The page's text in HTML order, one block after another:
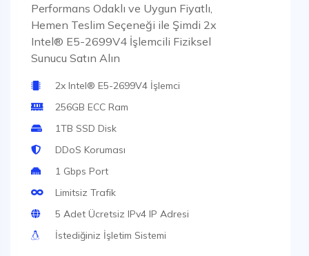
Performans Odaklı ve Uygun Fiyatlı,
Hemen Teslim Seçeneği ile Şimdi 2x
Intel® E5-2699V4 İşlemcili Fiziksel
Sunucu Satın Alın
2x Intel® E5-2699V4 İşlemci
256GB ECC Ram
1TB SSD Disk
DDoS Koruması
1 Gbps Port
Limitsiz Trafik
5 Adet Ücretsiz IPv4 IP Adresi
İstediğiniz İşletim Sistemi